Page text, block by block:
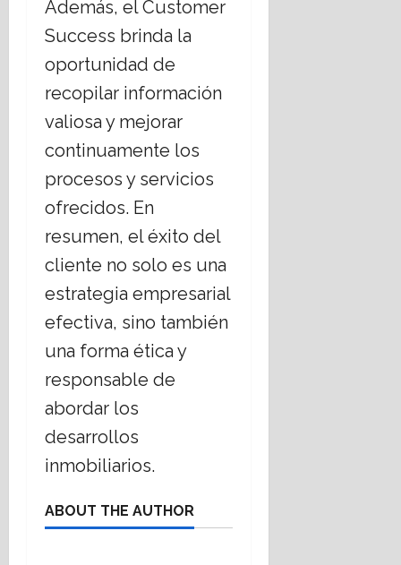
Además, el Customer
Success brinda la
oportunidad de
recopilar información
valiosa y mejorar
continuamente los
procesos y servicios
ofrecidos. En
resumen, el éxito del
cliente no solo es una
estrategia empresarial
efectiva, sino también
una forma ética y
responsable de
abordar los
desarrollos
inmobiliarios.
ABOUT THE AUTHOR